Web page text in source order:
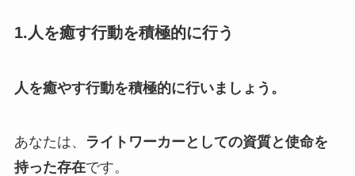
1.人を癒す行動を積極的に行う
人を癒やす行動を積極的に行いましょう。
あなたは、
ライトワーカーとしての資質と使命を
持った存在です。